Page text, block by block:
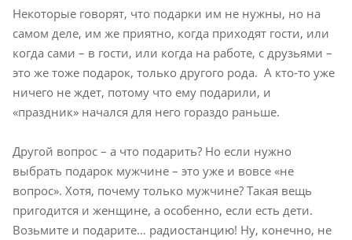
Некоторые говорят, что подарки им не нужны, но на
самом деле, им же приятно, когда приходят гости, или
когда сами – в гости, или когда на работе, с друзьями –
это же тоже подарок, только другого рода. А кто-то уже
ничего не ждет, потому что ему подарили, и
«праздник» начался для него гораздо раньше.
Другой вопрос – а что подарить? Но если нужно
выбрать подарок мужчине – это уже и вовсе «не
вопрос». Хотя, почему только мужчине? Такая вещь
пригодится и женщине, а особенно, если есть дети.
Возьмите и подарите… радиостанцию! Ну, конечно, не